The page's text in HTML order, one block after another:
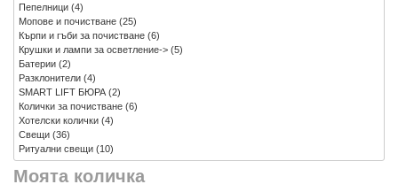
Моята количка
Пепелници (4)
Мопове и почистване (25)
Кърпи и гъби за почистване (6)
Крушки и лампи за осветление-> (5)
Батерии (2)
Разклонители (4)
SMART LIFT БЮРА(2)
Колички за почистване (6)
Хотелски колички (4)
Свещи (36)
Ритуални свещи (10)